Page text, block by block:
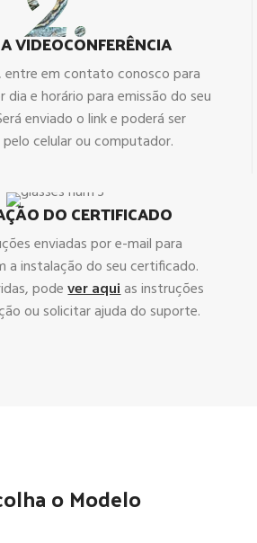
VIDEOCONFERÊNCIA
entre em contato conosco para
dia e horário para emissão do seu
enviado o link e poderá ser
celular ou computador.
DO CERTIFICADO
enviadas por e-mail para
a instalação do seu certificado.
podever aquias instruções
ou solicitar ajuda do suporte.
o Modelo